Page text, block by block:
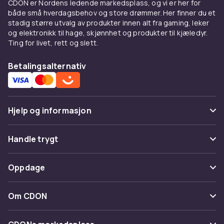
spesielt designet til pasta og andre retter med
mye saus. Den er større enn en vanlig dyp
tallerken og bredere enn en suppeskål. Typisk
er diameteren 28–30 cm og dybden 3–5 cm.
og gir plass til å tørke kanten av, så tallerkenen
ser innbydende ut.
pastatallerkener
Pastatallerkener lages typisk av porselen eller
farger til å stå frem. Stentøy er mer rustikt og
tungt, og gir en varm, hjemlig følelse rundt
bordet. Begge materialer er normalt
oppvaskmaskin- og mikrobølgeovn-sikre.
CDON er Nordens ledende markedsplass, og vi er her for
både små hverdagsbehov og store drømmer. Her finner du et
stadig større utvalg av produkter innen alt fra gaming, leker
og elektronikk til hage, skjønnhet og produkter til kjæledyr.
Ting for livet, rett og slett.
Betalingsalternativ
Hjelp og informasjon
Vanlige spørsmål
Spor pakke
Angre & returner her
Kontakt oss
Handle trygt
Betaling
Levering
Oppdage
Kategorier
Varemerker
Om CDON
Om oss